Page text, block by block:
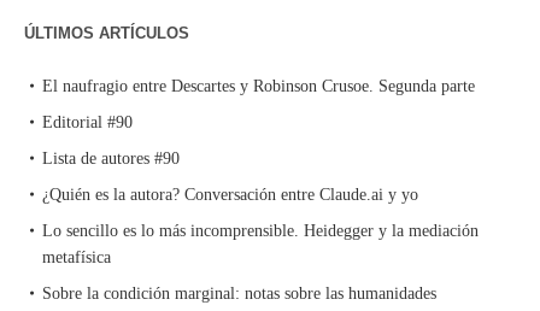
ÚLTIMOS ARTÍCULOS
El naufragio entre Descartes y Robinson Crusoe. Segunda parte
Editorial #90
Lista de autores #90
¿Quién es la autora? Conversación entre Claude.ai y yo
Lo sencillo es lo más incomprensible. Heidegger y la mediación
metafísica
Sobre la condición marginal: notas sobre las humanidades